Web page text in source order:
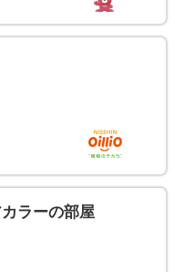
ラーの部屋